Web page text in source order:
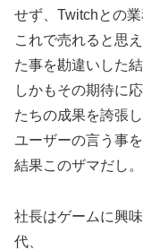
せず、Twitchとの
これで売れると思
た事を勘違いした
しかもその期待に
たちの成果を誇張し
ユーザーの言う事
結果このザマだし。
社長はゲームに興
代、